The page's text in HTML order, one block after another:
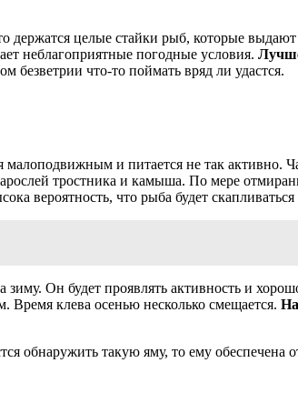
держатся целые стайки рыб, которые
неблагоприятные погодные условия.
безветрии что-то поймать вряд ли удастся.
и питается не так активно.
тростника и камыша. По мере
вероятность, что рыба будет
Он будет проявлять активность и
Время клева осенью несколько смещается.
обнаружить такую яму, то ему обеспечена